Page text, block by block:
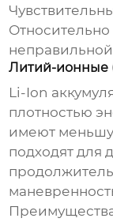
Литий-ионные
Li-Ion
плотностью
имеют
подходят для